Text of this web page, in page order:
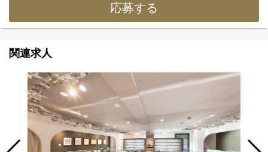
応募する
関連求人